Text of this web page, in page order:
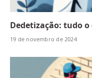
Dedetização: tudo o
19 de novembro de 2024